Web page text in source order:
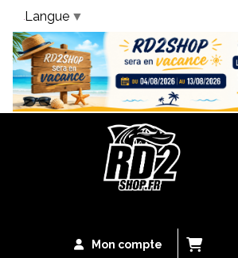
Bandeau
Mon compte
Langue ▼